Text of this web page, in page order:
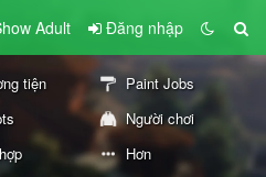
Adult Đăng nhập
tiện
Paint Jobs
Người chơi
Hơn